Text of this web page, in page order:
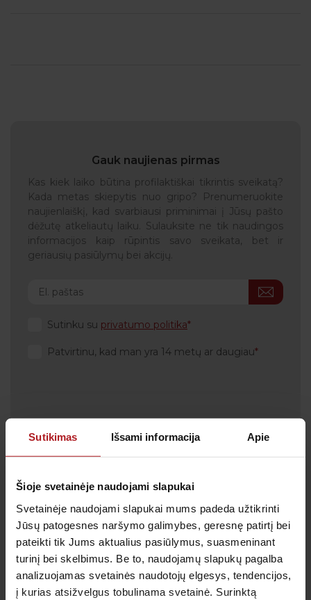
Sutikimas Išsami informacija Apie
Šioje svetainėje naudojami slapukai
Svetainėje naudojami slapukai mums padeda užtikrinti
Jūsų patogesnes naršymo galimybes, geresnę patirtį bei
pateikti tik Jums aktualius pasiūlymus, suasmeninant
turinį bei skelbimus. Be to, naudojamų slapukų pagalba
analizuojamas svetainės naudotojų elgesys, tendencijos,
į kurias atsižvelgus tobulinama svetainė. Surinktą
Gauk naujienas pirmas
Kas kiek laiko būtina profilaktiškai tikrintis sveikatą?
Kada metas skiepytis nuo gripo? Prenumeruokite
naujienlaiškį, kad svarbiausi priminimai į Jūsų pašto
dėžutę atkeliautų laiku. Sulauksite ne tik naudingos
informacijos kaip rūpintis savo sveikata, bet ir
geriausių pasiūlymų bei akcijų.
Sutinku su privatumo politika
Patvirtinu, kad man yra 14 metų ar daugiau
Klientų aptarnavimas
Tel.:+370 700 55 511
apmokestinami pagal Jūsų ryšio operatoriaus
taikomą tarifą.
El. paštas:pagalba@anteja.lt
Darbo laikas:
I-V 7:00 – 19:00